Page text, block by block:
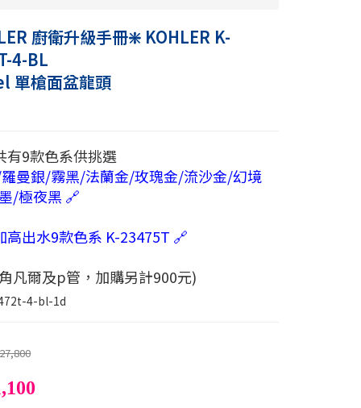
廚衛升級手冊❇️ KOHLER K-
4-BL
單槍面盆龍頭
9款色系供挑選
曼銀/霧黑/法蘭金/玫瑰金/流沙金/幻境
/極夜黑 🔗
出水9款色系 K-23475T 🔗
凡爾及p管，加購另計900元)
4-bl-1d